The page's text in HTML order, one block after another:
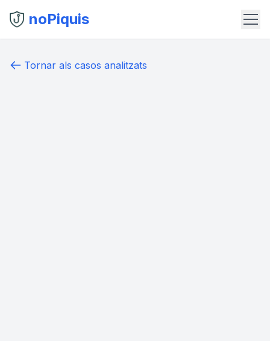
noPiquis
Tornar als casos analitzats